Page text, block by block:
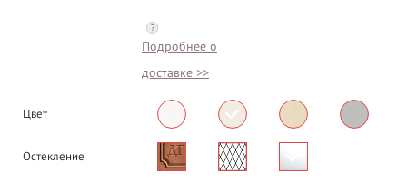
?
Подробнее о
доставке >>
Цвет
Остекление